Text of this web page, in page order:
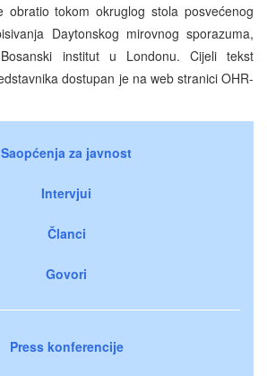
obratio tokom okruglog stola posvećenog
Daytonskog mirovnog sporazuma,
institut u Londonu. Cijeli tekst
dostupan je na web stranici OHR-
Saopćenja za javnost
Intervjui
Članci
Govori
Press konferencije